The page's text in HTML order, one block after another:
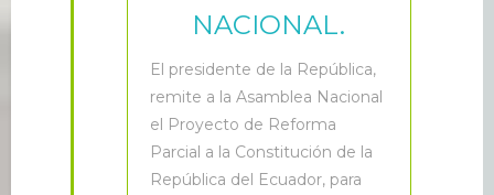
NACIONAL.
El presidente de la República,
remite a la Asamblea Nacional
el Proyecto de Reforma
Parcial a la Constitución de la
República del Ecuador, para